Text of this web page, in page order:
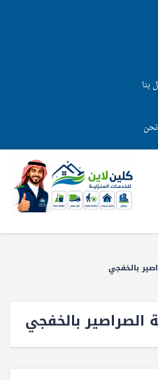
بنا
بالخفجي
الصراصير بالخفجي